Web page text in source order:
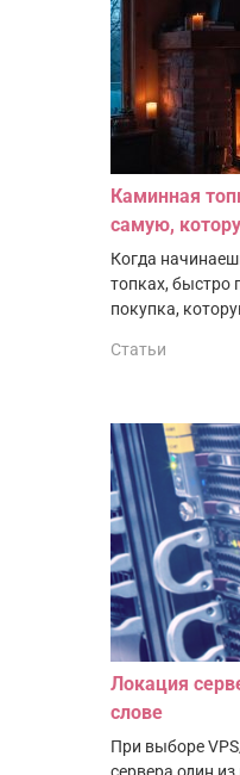
Каминная
самую,
Когда
топках, быстро
покупка,
Статьи
Локация
слове
При выборе